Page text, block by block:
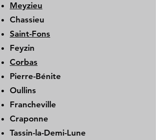
Meyzieu
Chassieu
Saint-Fons
Feyzin
Corbas
Pierre-Bénite
Oullins
Francheville
Craponne
Tassin-la-Demi-Lune